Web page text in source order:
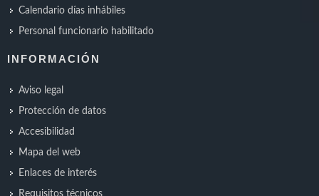
Calendario días inhábiles
Personal funcionario habilitado
INFORMACIÓN
Aviso legal
Protección de datos
Accesibilidad
Mapa del web
Enlaces de interés
Requisitos técnicos